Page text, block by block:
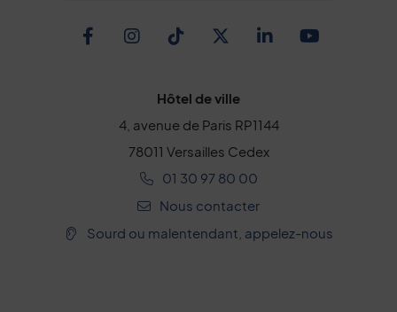
Facebook
Instagram
TikTokTwitter
Linkedin
Hôtel de ville
4, avenue de Paris RP1144
78011 Versailles Cedex
01 30 97 80 00
Nous contacter
Sourd ou malentendant, appelez-nous